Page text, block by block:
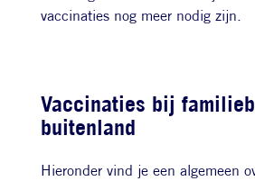
vaccinaties nog meer nodig zijn.
Vaccinaties bij
buitenland
Hieronder vind je een algemeen